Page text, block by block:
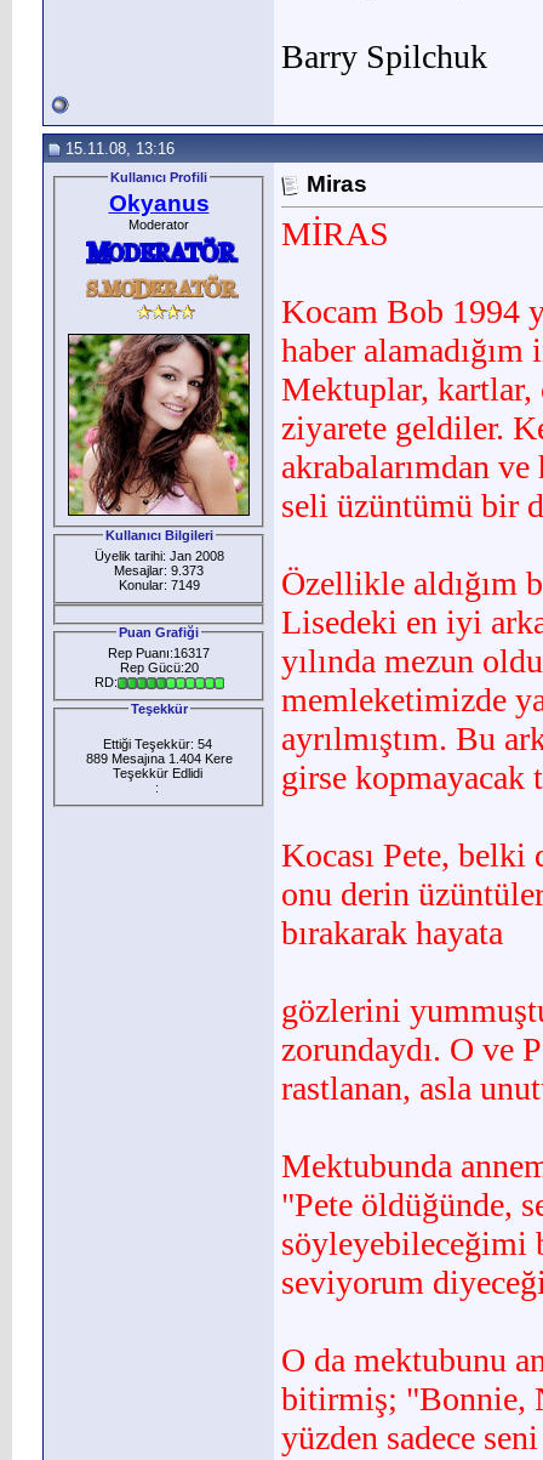
Barry Spilchuk
15.11.08, 13:16
Kullanıcı Profili
Okyanus
Moderator
Kullanıcı Bilgileri
Üyelik tarihi: Jan 2008
Mesajlar: 9.373
Konular: 7149
Puan Grafiği
Rep Puanı:16317
Rep Gücü:20
RD:
Teşekkür
Ettiği Teşekkür: 54
889 Mesajına 1.404 Kere
Teşekkür Edlidi
:
Miras
MİRAS
Kocam Bob 1994
haber ala­madığım
Mektuplar, kartlar,
ziyarete geldiler.
akrabalarımdan
seli üzüntümü bir
Özellikle aldığım
Lisedeki en iyi
yılında mezun
memleketimizde
ayrılmıştım. Bu
girse kopmayacak
Kocası Pete, belki
onu derin
bırakarak hayata
gözlerini
zorundaydı. O ve
rastlanan, asla
Mektubunda
"Pete öldüğünde,
söyleyebileceğimi
seviyorum
O da mektubunu
bi­tirmiş; "Bonnie,
yüzden sadece